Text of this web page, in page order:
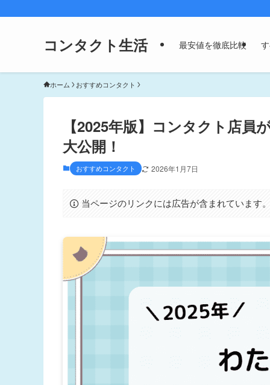
コンタクト生活 最安値を徹底比較
ホーム おすすめコンタクト
【2025年版】コンタクト店
大公開！
おすすめコンタクト 2026年1月7日
当ページのリンクには広告が含まれています